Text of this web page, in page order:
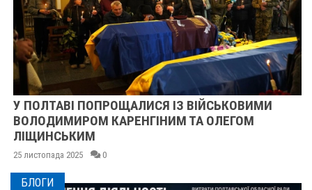
У ПОЛТАВІ ПОПРОЩАЛИСЯ ІЗ ВІЙСЬКОВИМИ
ВОЛОДИМИРОМ КАРЕНГІНИМ ТА ОЛЕГОМ
ЛІЩИНСЬКИМ
25 листопада 2025 0
БЛОГИ